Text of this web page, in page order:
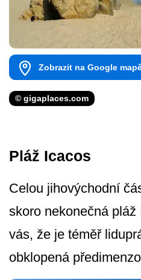
Zobrazit na Google
© gigaplaces.com
Pláž Icacos
Celou jihovýchodní
skoro nekonečná
vás, že je téměř
obklopená